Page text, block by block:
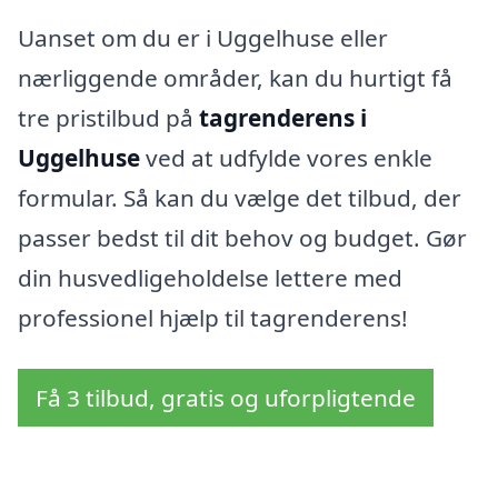
Uanset om du er i Uggelhuse eller
nærliggende områder, kan du hurtigt få
tre pristilbud på tagrenderens i
Uggelhuseved at udfylde vores enkle
formular. Så kan du vælge det tilbud, der
passer bedst til dit behov og budget. Gør
din husvedligeholdelse lettere med
professionel hjælp til tagrenderens!
Få 3 tilbud, gratis og uforpligtende